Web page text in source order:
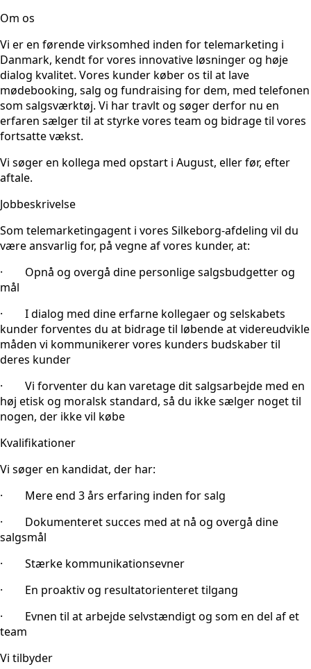
Om os
Vi er en førende virksomhed inden for telemarketing i
Danmark, kendt for vores innovative løsninger og høje
dialog kvalitet. Vores kunder køber os til at lave
mødebooking, salg og fundraising for dem, med telefonen
som salgsværktøj. Vi har travlt og søger derfor nu en
erfaren sælger til at styrke vores team og bidrage til vores
fortsatte vækst.
Vi søger en kollega med opstart i August, eller før, efter
aftale.
Jobbeskrivelse
Som telemarketingagent i vores Silkeborg-afdeling vil du
være ansvarlig for, på vegne af vores kunder, at:
· Opnå og overgå dine personlige salgsbudgetter og
mål
· I dialog med dine erfarne kollegaer og selskabets
kunder forventes du at bidrage til løbende at videreudvikle
måden vi kommunikerer vores kunders budskaber til
deres kunder
· Vi forventer du kan varetage dit salgsarbejde med en
høj etisk og moralsk standard, så du ikke sælger noget til
nogen, der ikke vil købe
Kvalifikationer
Vi søger en kandidat, der har:
· Mere end 3 års erfaring inden for salg
· Dokumenteret succes med at nå og overgå dine
salgsmål
· Stærke kommunikationsevner
· En proaktiv og resultatorienteret tilgang
· Evnen til at arbejde selvstændigt og som en del af et
team
Vi tilbyder